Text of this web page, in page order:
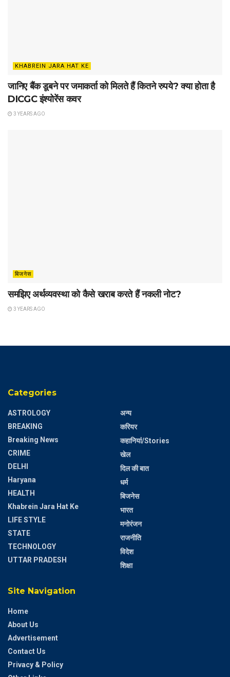
KHABREIN JARA HAT KE
जानिए बैंक डूबने पर जमाकर्ता को मिलते हैं कितने रुपये? क्या होता है
DICGC इंश्योरेंस कवर
3 YEARS AGO
बिजनेस
समझिए अर्थव्यवस्था को कैसे खराब करते हैं नकली नोट?
3 YEARS AGO
Categories
ASTROLOGY
BREAKING
Breaking News
CRIME
DELHI
Haryana
HEALTH
Khabrein Jara Hat Ke
LIFE STYLE
STATE
TECHNOLOGY
UTTAR PRADESH
अन्य
करियर
कहानियां/Stories
खेल
दिल की बात
धर्म
बिजनेस
भारत
मनोरंजन
राजनीति
विदेश
शिक्षा
Site Navigation
Home
About Us
Advertisement
Contact Us
Privacy & Policy